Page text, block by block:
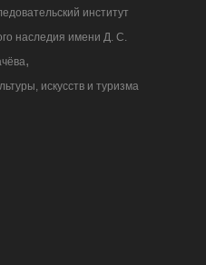
институт
наследия имени Д. С.
,
искусств и туризма